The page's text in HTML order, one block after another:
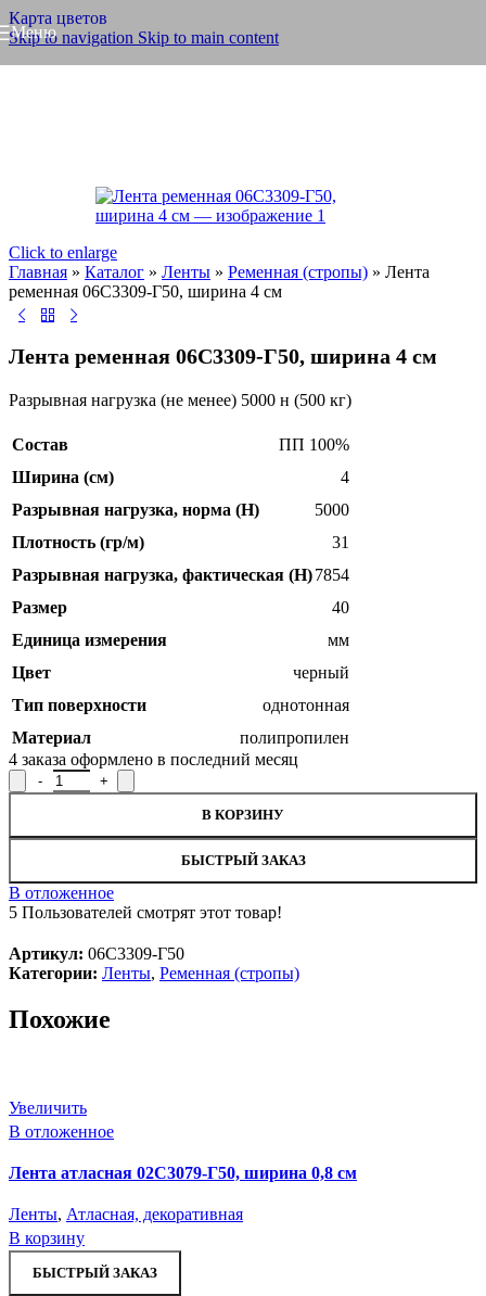
Карта цветов
Skip to navigation Skip to main content
Меню
Click to enlarge
Главная » Каталог » Ленты » Ременная (стропы) » Лента
ременная 06С3309-Г50, ширина 4 см
Лента ременная 06С3309-Г50, ширина 4 см
Разрывная нагрузка (не менее) 5000 н (500 кг)
Состав
ПП 100%
Ширина (см)
4
Разрывная нагрузка, норма (H)
5000
Плотность (гр/м)
31
Разрывная нагрузка, фактическая (H)7854
Размер
40
Единица измерения
мм
Цвет
черный
Тип поверхности
однотонная
Материал
полипропилен
4 заказа оформлено в последний месяц
Количество товара Лента ременная 06С3309-Г50, ширина 4 см
В КОРЗИНУ
БЫСТРЫЙ ЗАКАЗ
В отложенное
5 Пользователей смотрят этот товар!
Артикул: 06С3309-Г50
Категории: Ленты, Ременная (стропы)
Похожие
Увеличить
В отложенное
Лента атласная 02С3079-Г50, ширина 0,8 см
Ленты, Атласная, декоративная
В корзину
БЫСТРЫЙ ЗАКАЗ